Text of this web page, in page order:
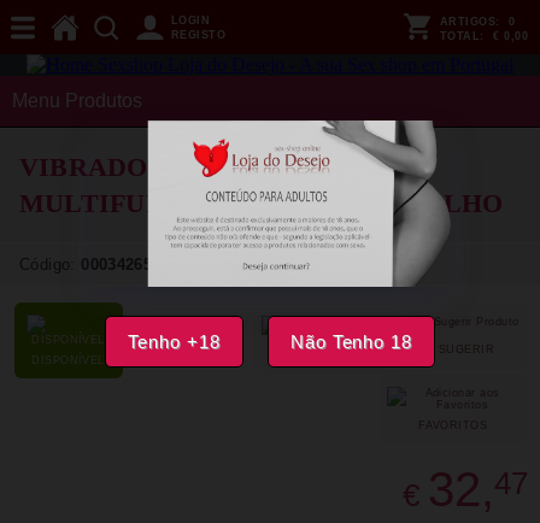
Tenho +18 Não Tenho 18
LOGIN
REGISTO
ARTIGOS:
0
TOTAL: € 0,00
Menu Produtos
VIBRADOR INTENSE - CHLOE
MULTIFUNCTION 3 IN 1 VERMELHO
Código: 00034265
DISPONÍVEL
SUGERIR
FAVORITOS
€ 32,47